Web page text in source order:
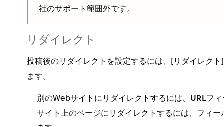
社のサポ⁠ート範囲外です⁠。
リダイレクト
投稿後のリダイレクトを設定するには⁠、[⁠リダイレクト
ます⁠。
別のWebサイトにリダイレクトするには⁠、 URLフ⁠
サイト上のペ⁠ージにリダイレクトするには⁠、フ⁠ィ⁠